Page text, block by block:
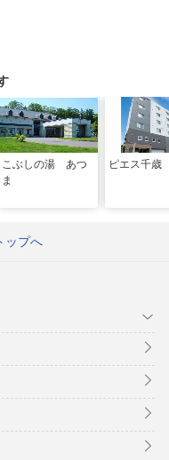
こぶしの湯 あつ
ま
ピエス千
ップへ